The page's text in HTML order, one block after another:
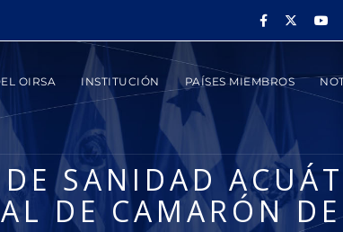
OIRSA INSTITUCIÓN PAÍSES MIEMBROS
SANIDAD
DE CAMARÓN DE